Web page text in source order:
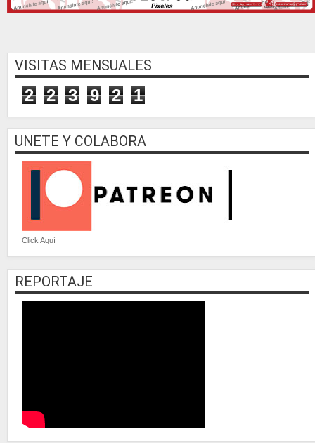
VISITAS MENSUALES
2 2 3 9 2 1
UNETE Y COLABORA
Click Aquí
REPORTAJE